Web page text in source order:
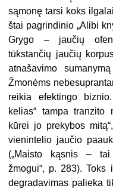
sąmonę tarsi koks
štai pagrindinio „Alibi
Grygo – jaučių
tūkstančių jaučių
atnašavimo
Žmonėms
reikia efektingo
kelias“ tampa tranzito
kūrei jo prekybos
vienintelio jaučio
(„Maisto kąsnis – tai
žmogui“, p. 283). Toks
degradavimas palieka